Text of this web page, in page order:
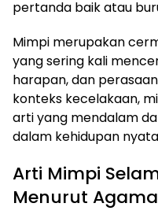
pertanda baik atau
Mimpi merupakan
yang sering kali
harapan, dan
konteks kecelakaan,
arti yang mendalam
dalam kehidupan
Arti Mimpi
Menurut Agama